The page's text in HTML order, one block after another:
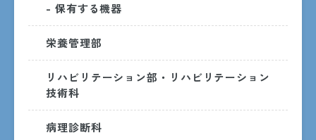
- 保有する機器
栄養管理部
リハビリテーション部・リハビリテーション
技術科
病理診断科
休診日
土・日・祝日・年末年始（12/29〜1/3）
外来受診のご案内